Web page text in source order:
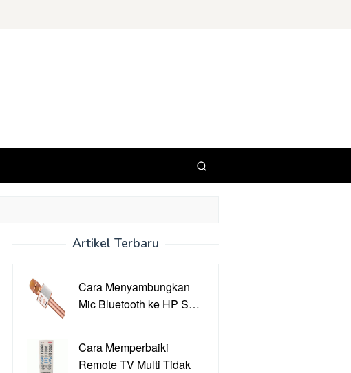
Artikel Terbaru
Cara Menyambungkan
Mic Bluetooth ke HP S…
Cara Memperbaiki
Remote TV Multi Tidak